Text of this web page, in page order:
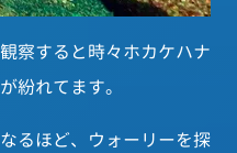
察すると時々ホカケハナ
紛れてます。
るほど、ウォーリーを探